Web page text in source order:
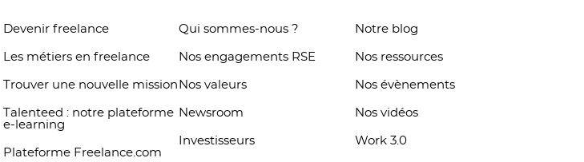
Devenir freelance
Les métiers en freelance
Trouver une nouvelle mission
Talenteed : notre plateforme
e-learning
Plateforme Freelance.com
Qui sommes-nous ?
Nos engagements RSE
Nos valeurs
Newsroom
Investisseurs
Notre blog
Nos ressources
Nos évènements
Nos vidéos
Work 3.0